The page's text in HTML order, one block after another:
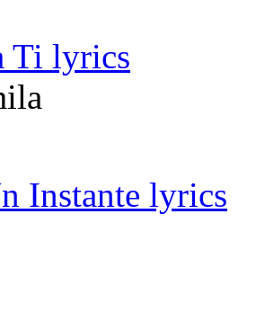
Ti lyrics
Instante lyrics